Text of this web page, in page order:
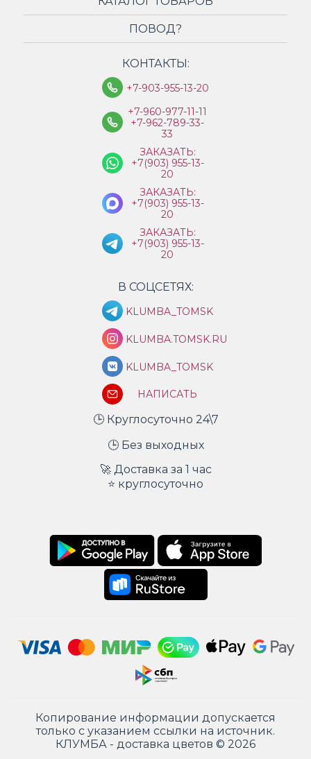
ПОВОД?
КОНТАКТЫ:
+7-903-955-13-20
+7-960-977-11-11
+7-962-789-33-
33
ЗАКАЗАТЬ:
+7(903) 955-13-
20
ЗАКАЗАТЬ:
+7(903) 955-13-
20
ЗАКАЗАТЬ:
+7(903) 955-13-
20
В СОЦСЕТЯХ:
KLUMBA_TOMSK
KLUMBA.TOMSK.RU
KLUMBA_TOMSK
НАПИСАТЬ
🕒 Круглосуточно 24\7
🕒 Без выходных
🚀 Доставка за 1 час
⭐ круглосуточно
Копирование информации допускается
только с указанием ссылки на источник.
КЛУМБА - доставка цветов © 2026